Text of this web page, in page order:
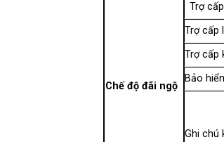
Chế độ đãi ngộ
Trợ
Trợ cấp
Trợ cấp
Bảo
Ghi chú